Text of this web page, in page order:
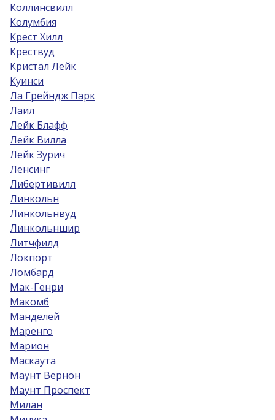
Коллинсвилл
Колумбия
Крест Хилл
Крествуд
Кристал Лейк
Куинси
Ла Грейндж Парк
Лаил
Лейк Блафф
Лейк Вилла
Лейк Зурич
Ленсинг
Либертивилл
Линкольн
Линкольнвуд
Линкольншир
Литчфилд
Локпорт
Ломбард
Мак-Генри
Макомб
Манделей
Маренго
Марион
Маскаута
Маунт Вернон
Маунт Проспект
Милан